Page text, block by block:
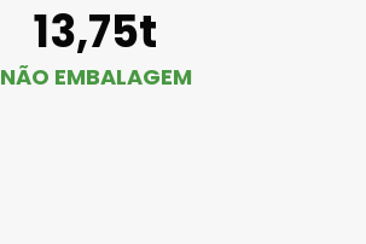
13,75t
NÃO EMBALAGEM